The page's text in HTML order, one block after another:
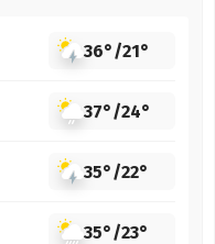
36°/21°
37°/24°
35°/22°
35°/23°